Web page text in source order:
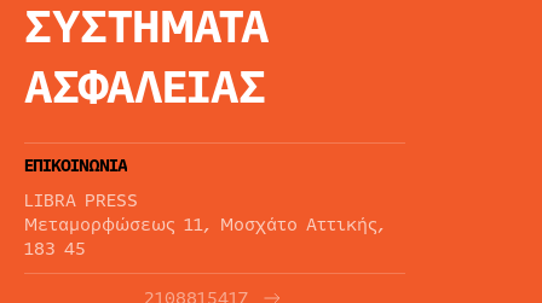
ΣΥΣΤΗΜΑΤΑ
ΑΣΦΑΛΕΙΑΣ
ΕΠΙΚΟΙΝΩΝΙΑ
LIBRA PRESS
Μεταμορφώσεως 11, Μοσχάτο Αττικής,
183 45